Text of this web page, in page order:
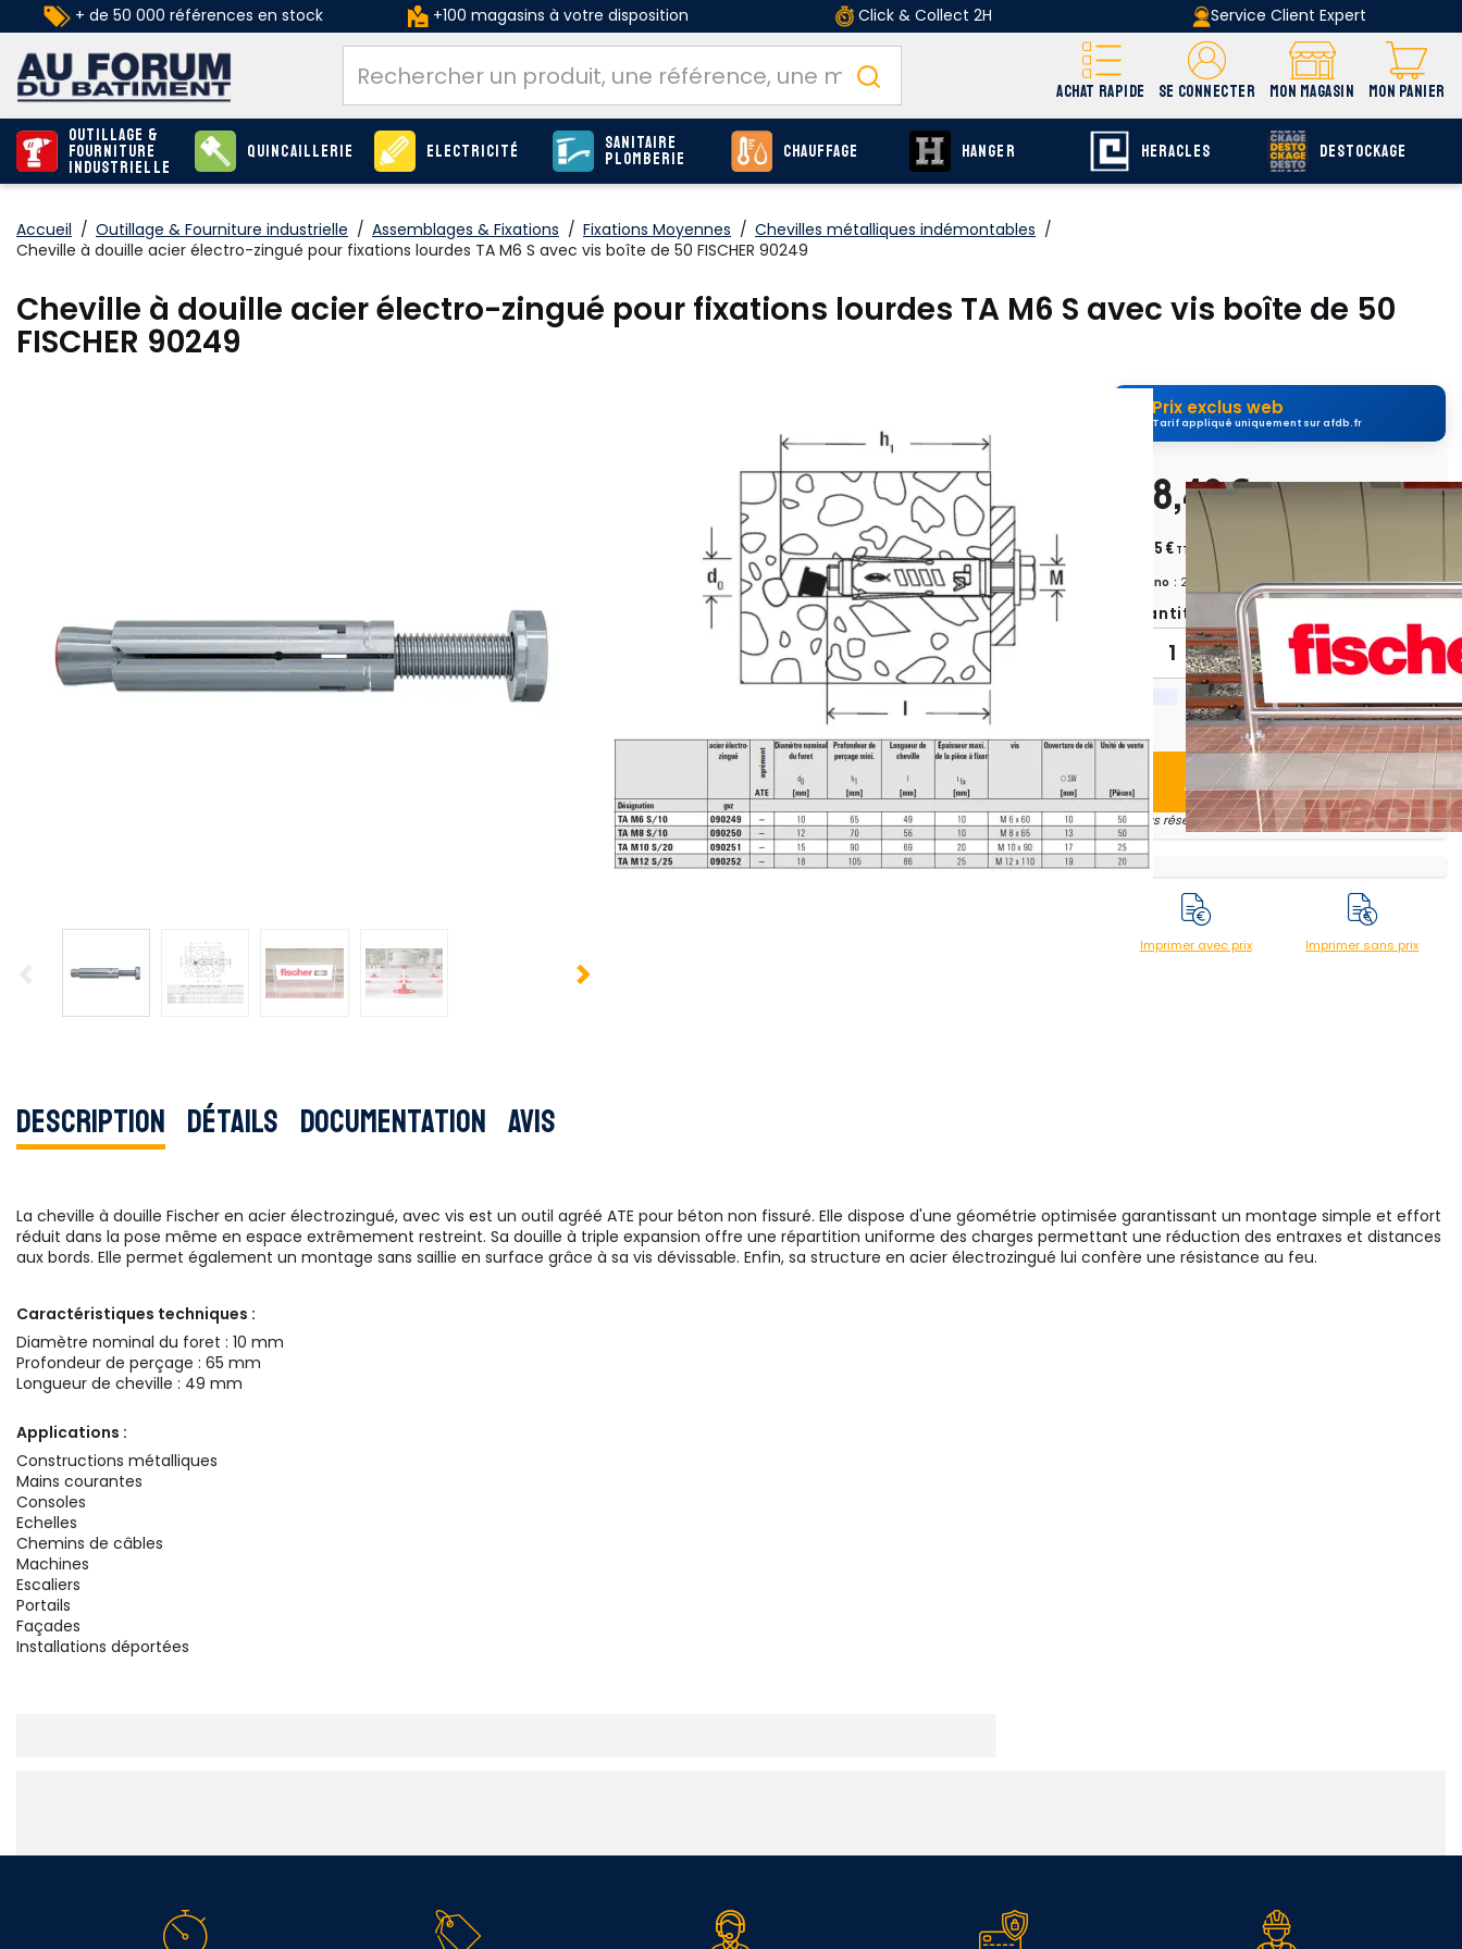
+ de 50 000 références en stock +100 magasins à votre disposition Click & Collect 2H Service Client Expert
ACHAT RAPIDE SE CONNECTER MON MAGASIN MON PANIER
Outillage &
Fourniture
industrielle
Quincaillerie Electricité Sanitaire
Plomberie Chauffage HANGER HERACLES DESTOCKAGE
Accueil / Outillage & Fourniture industrielle / Assemblages & Fixations / Fixations Moyennes / Chevilles métalliques indémontables /
Cheville à douille acier électro-zingué pour fixations lourdes TA M6 S avec vis boîte de 50 FISCHER 90249
Cheville à douille acier électro-zingué pour fixations lourdes TA M6 S avec vis boîte de 50
FISCHER 90249
Cheville traversante pour des fixations faciles dans le
béton non fissuré.
LES AVANTAGES DU PRODUIT
Géométrie optimisée
Montage sans saillie en surface
Résistance au feu
Prix exclus web
Tarif appliqué uniquement sur afdb.fr
108,46 € + ecopart 0,01 € H.T.
130,15 € TTC + ecopart 0,01 € TTC
Chrono : 233524
Quantité:
+
Ajouter au panier
* sous réserve du transporteur
Imprimer avec prix Imprimer sans prix
Description Détails Documentation Avis
La cheville à douille Fischer en acier électrozingué, avec vis est un outil agréé ATE pour béton non fissuré. Elle dispose d'une géométrie optimisée garantissant un montage simple et effort
réduit dans la pose même en espace extrêmement restreint. Sa douille à triple expansion offre une répartition uniforme des charges permettant une réduction des entraxes et distances
aux bords. Elle permet également un montage sans saillie en surface grâce à sa vis dévissable. Enfin, sa structure en acier électrozingué lui confère une résistance au feu.
Caractéristiques techniques :
Diamètre nominal du foret : 10 mm
Profondeur de perçage : 65 mm
Longueur de cheville : 49 mm
Applications :
Constructions métalliques
Mains courantes
Consoles
Echelles
Chemins de câbles
Machines
Escaliers
Portails
Façades
Installations déportées